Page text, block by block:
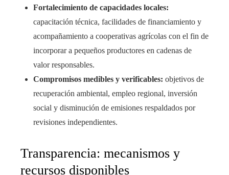
Fortalecimiento de capacidades locales:
capacitación técnica, facilidades de financiamiento y
acompañamiento a cooperativas agrícolas con el fin de
incorporar a pequeños productores en cadenas de
valor responsables.
Compromisos medibles y verificables: objetivos de
recuperación ambiental, empleo regional, inversión
social y disminución de emisiones respaldados por
revisiones independientes.
Transparencia: mecanismos y
recursos disponibles